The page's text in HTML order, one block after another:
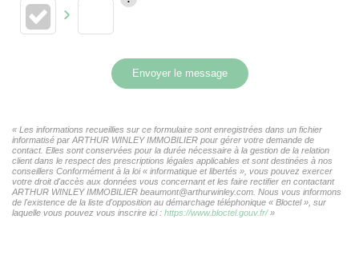
Envoyer le message
« Les informations recueillies sur ce formulaire sont enregistrées dans un fichier
informatisé par ARTHUR WINLEY IMMOBILIER pour gérer votre demande de
contact. Elles sont conservées pour la durée nécessaire à la gestion de la relation
client dans le respect des prescriptions légales applicables et sont destinées à nos
conseillers Conformément à la loi « informatique et libertés », vous pouvez exercer
votre droit d'accès aux données vous concernant et les faire rectifier en contactant
ARTHUR WINLEY IMMOBILIER beaumont@arthurwinley.com. Nous vous informons
de l'existence de la liste d'opposition au démarchage téléphonique « Bloctel », sur
laquelle vous pouvez vous inscrire ici : https://www.bloctel.gouv.fr/»